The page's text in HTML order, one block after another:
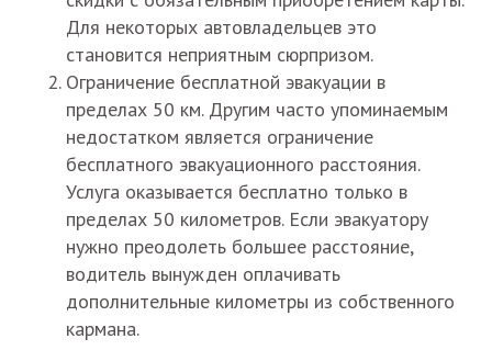
Для некоторых автовладельцев это
становится неприятным сюрпризом.
Ограничение бесплатной эвакуации в
пределах 50 км. Другим часто упоминаемым
недостатком является ограничение
бесплатного эвакуационного расстояния.
Услуга оказывается бесплатно только в
пределах 50 километров. Если эвакуатору
нужно преодолеть большее расстояние,
водитель вынужден оплачивать
дополнительные километры из собственного
кармана.